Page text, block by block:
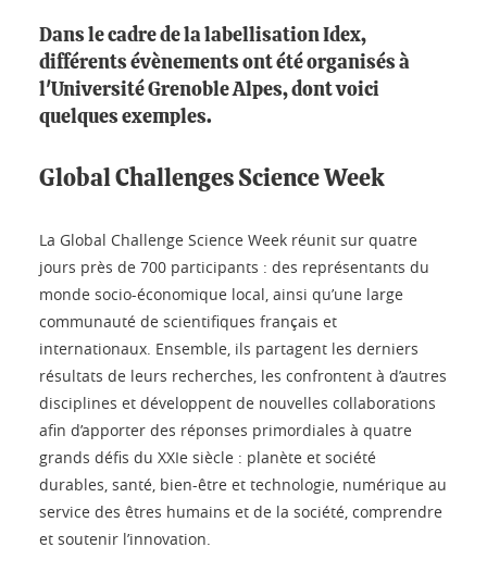
Dans le cadre de la labellisation Idex,
différents évènements ont été organisés à
l'Université Grenoble Alpes, dont voici
quelques exemples.
Global Challenges Science Week
La Global Challenge Science Week réunit sur quatre
jours près de 700 participants : des représentants du
monde socio-économique local, ainsi qu’une large
communauté de scientifiques français et
internationaux. Ensemble, ils partagent les derniers
résultats de leurs recherches, les confrontent à d’autres
disciplines et développent de nouvelles collaborations
afin d’apporter des réponses primordiales à quatre
grands défis du XXIe siècle : planète et société
durables, santé, bien-être et technologie, numérique au
service des êtres humains et de la société, comprendre
et soutenir l’innovation.